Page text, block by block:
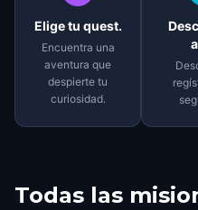
Elige tu quest.
Encuentra una
aventura que
despierte tu
curiosidad.
Todas las